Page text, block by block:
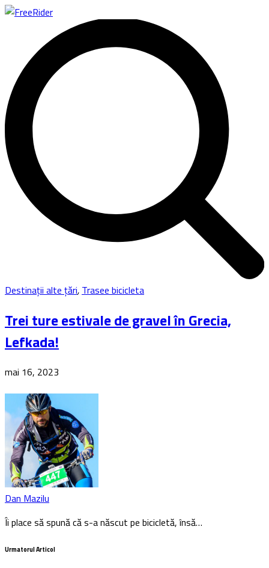
Destinații alte țări, Trasee bicicleta
Trei ture estivale de gravel în Grecia,
Lefkada!
mai 16, 2023
Dan Mazilu
Îi place să spună că s-a născut pe bicicletă, însă…
Urmatorul Articol